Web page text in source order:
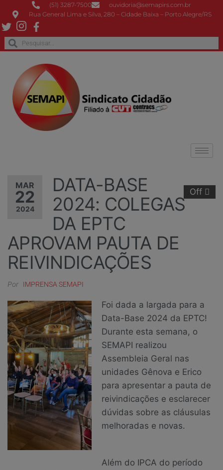
(51) 3287-7500
ouvidoria@semapirs.com.br
Rua General Lima e Silva, 280 – Cidade Baixa – Porto Alegre/RS
MAR
22
2024
Off
DATA-BASE
2024: COLEGAS
DA EPTC
APROVAM PAUTA DE
REIVINDICAÇÕES
Por IMPRENSA SEMAPI
Foi dada a largada para a
Data-Base 2024 da EPTC!
Durante esta semana, o
SEMAPI realizou
Assembleia Geral nas
unidades Gênova e Erico
para apresentar a pauta de
reivindicações e esclarecer
dúvidas sobre as cláusulas
melhoradas e novas.
Além do IPCA do período